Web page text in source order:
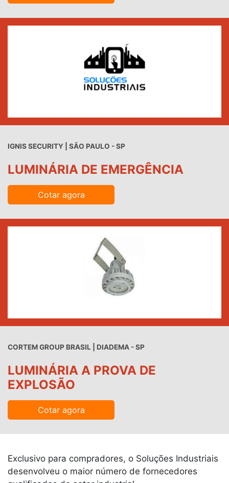
IGNIS SECURITY | SÃO PAULO - SP
LUMINÁRIA DE EMERGÊNCIA
Cotar agora
CORTEM GROUP BRASIL | DIADEMA - SP
LUMINÁRIA A PROVA DE
EXPLOSÃO
Cotar agora
Exclusivo para compradores, o Soluções Industriais
desenvolveu o maior número de fornecedores